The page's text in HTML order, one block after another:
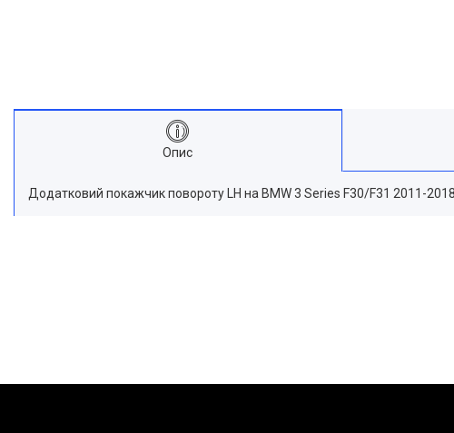
Опис
Додатковий покажчик повороту LH на BMW 3 Series F30/F31 2011-